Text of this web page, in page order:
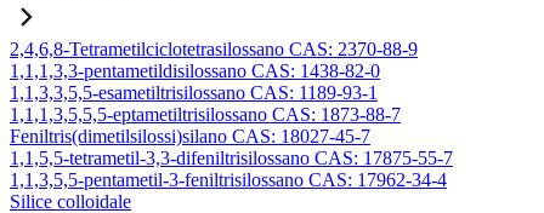
2,4,6,8-Tetrametilciclotetrasilossano CAS: 2370-88-9
1,1,1,3,3-pentametildisilossano CAS: 1438-82-0
1,1,3,3,5,5-esametiltrisilossano CAS: 1189-93-1
1,1,1,3,5,5,5-eptametiltrisilossano CAS: 1873-88-7
Feniltris(dimetilsilossi)silano CAS: 18027-45-7
1,1,5,5-tetrametil-3,3-difeniltrisilossano CAS: 17875-55-7
1,1,3,5,5-pentametil-3-feniltrisilossano CAS: 17962-34-4
Silice colloidale